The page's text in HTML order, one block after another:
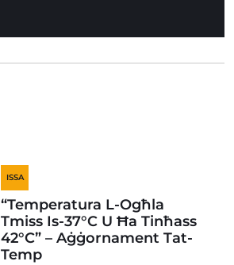
ISSA
“Temperatura L-Ogħla
Tmiss Is-37°C U Ħa Tinħass
42°C” – Aġġornament Tat-
Temp